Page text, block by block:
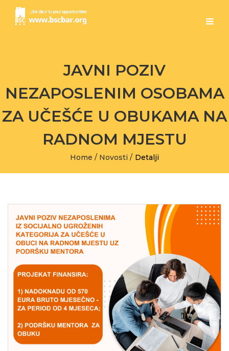
JAVNI POZIV
NEZAPOSLENIM OSOBAMA
ZA UČEŠĆE U OBUKAMA NA
RADNOM MJESTU
Home / Novosti / Detalji